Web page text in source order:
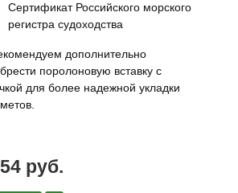
Сертификат Российского морского
регистра судоходства
дополнительно
поролоновую вставку с
для более надежной укладки
руб.